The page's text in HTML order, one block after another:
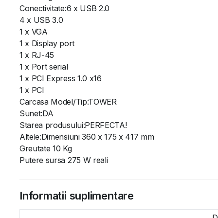
Conectivitate:6 x USB 2.0
4 x USB 3.0
1 x VGA
1 x Display port
1 x RJ-45
1 x Port serial
1 x PCI Express 1.0 x16
1 x PCI
Carcasa Model/Tip:TOWER
Sunet:DA
Starea produsului:PERFECTA!
Altele:Dimensiuni 360 x 175 x 417 mm
Greutate 10 Kg
Putere sursa 275 W reali
Informatii suplimentare